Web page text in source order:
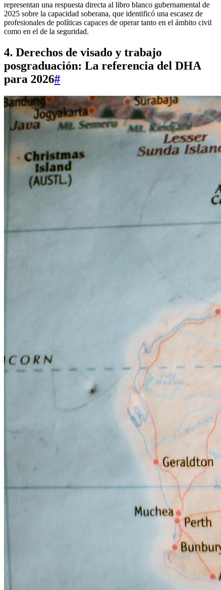
representan una respuesta directa al libro blanco gubernamental de
2025 sobre la capacidad soberana, que identificó una escasez de
profesionales de políticas capaces de operar tanto en el ámbito civil
como en el de la seguridad.
4. Derechos de visado y trabajo
posgraduación: La referencia del DHA
para 2026#